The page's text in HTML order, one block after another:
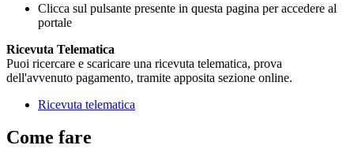
Clicca sul pulsante presente in questa pagina per accedere al
portale
Ricevuta Telematica
Puoi ricercare e scaricare una ricevuta telematica, prova
dell'avvenuto pagamento, tramite apposita sezione online.
Ricevuta telematica
Come fare